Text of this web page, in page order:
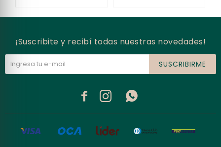
¡Suscribite y recibí todas nuestras novedades!
SUSCRIBIRME
  